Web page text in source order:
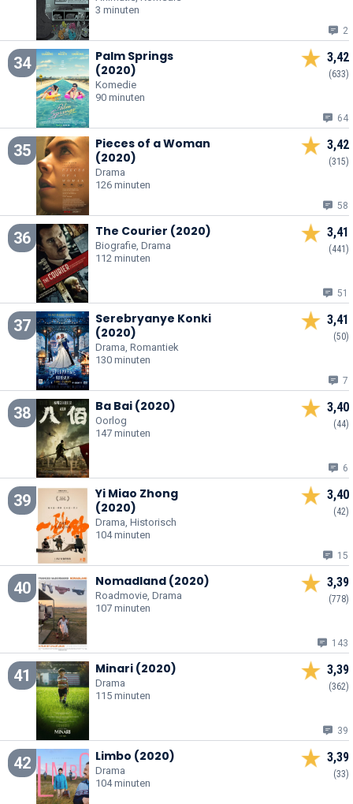
3 minuten
2
34
Palm Springs
(2020)
Komedie
90 minuten
3,42
(633)
64
35
Pieces of a Woman
(2020)
Drama
126 minuten
3,42
(315)
58
36 The Courier (2020)
Biografie, Drama
112 minuten
3,41
(441)
51
37
Serebryanye Konki
(2020)
Drama, Romantiek
130 minuten
3,41
(50)
7
38 Ba Bai (2020)
Oorlog
147 minuten
3,40
(44)
6
39
Yi Miao Zhong
(2020)
Drama, Historisch
104 minuten
3,40
(42)
15
40 Nomadland (2020)
Roadmovie, Drama
107 minuten
3,39
(778)
143
41 Minari (2020)
Drama
115 minuten
3,39
(362)
39
42 Limbo (2020)
Drama
104 minuten
3,39
(33)